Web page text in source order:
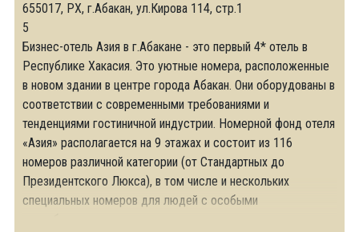
655017, РХ, г.Абакан, ул.Кирова 114, стр.1
5
Бизнес-отель Азия в г.Абакане - это первый 4* отель в
Республике Хакасия. Это уютные номера, расположенные
в новом здании в центре города Абакан. Они оборудованы в
соответствии с современными требованиями и
тенденциями гостиничной индустрии. Номерной фонд отеля
«Азия» располагается на 9 этажах и состоит из 116
номеров различной категории (от Стандартных до
Президентского Люкса), в том числе и нескольких
специальных номеров для людей с особыми